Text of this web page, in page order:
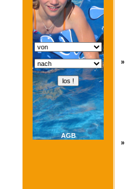
AGB
»
»